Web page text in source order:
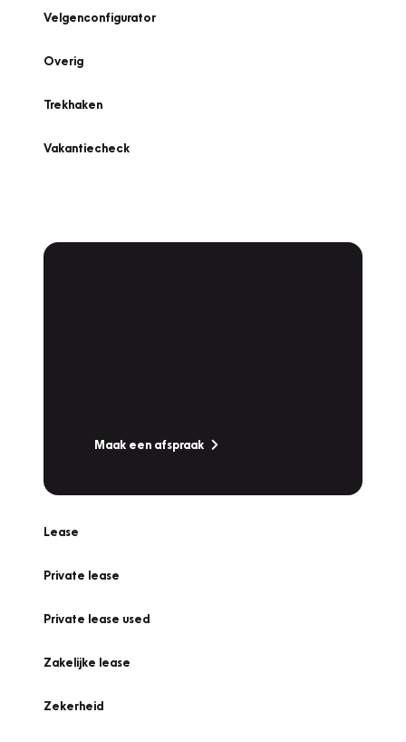
Velgenconfigurator
Overig
Trekhaken
Vakantiecheck
Maak een afspraak
Lease
Private lease
Private lease used
Zakelijke lease
Zekerheid